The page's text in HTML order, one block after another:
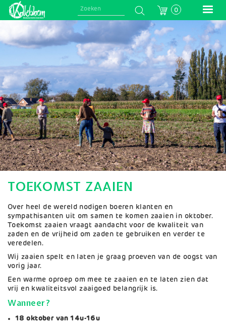
Skip
0
TOEKOMST ZAAIEN
Over heel de wereld nodigen boeren klanten en
sympathisanten uit om samen te komen zaaien in oktober.
Toekomst zaaien vraagt aandacht voor de kwaliteit van
zaden en de vrijheid om zaden te gebruiken en verder te
veredelen.
Wij zaaien spelt en laten je graag proeven van de oogst van
vorig jaar.
Een warme oproep om mee te zaaien en te laten zien dat
vrij en kwaliteitsvol zaaigoed belangrijk is.
Wanneer?
18 oktober van 14u-16u